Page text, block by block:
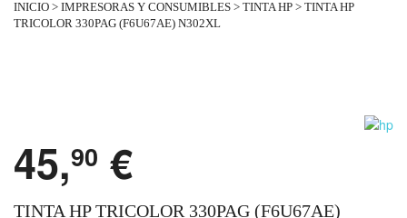
INICIO > IMPRESORAS Y CONSUMIBLES > TINTA HP > TINTA HP
TRICOLOR 330PAG (F6U67AE) N302XL
45,90 €
TINTA HP TRICOLOR 330PAG (F6U67AE)